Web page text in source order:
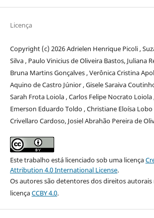
Licença
Copyright (c) 2026 Adrielen Henrique Picoli ,
Silva , Paulo Vinicius de Oliveira Bastos, Juliana
Bruna Martins Gonçalves , Verônica Cristina
Aquino de Castro Júnior , Gisele Saraiva
Sarah Frota Loiola , Carlos Felipe Nocrato
Emerson Eduardo Toldo , Christiane Eloísa Lobo
Crivellaro Cardoso, Josiel Abrahão Pereira de
Este trabalho está licenciado sob uma licença
Attribution 4.0 International License.
Os autores são detentores dos direitos
licençaCCBY 4.0.